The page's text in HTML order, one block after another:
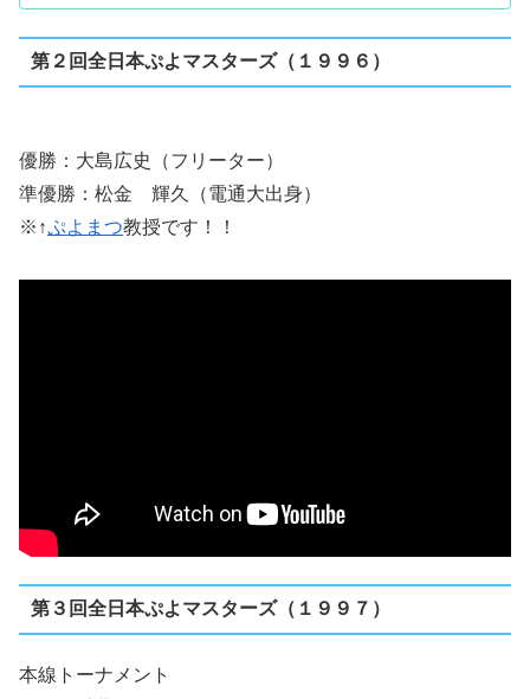
第２回全日本ぷよマスターズ（１９９６）
優勝：大島広史（フリーター）
準優勝：松金 輝久（電通大出身）
※↑ぷよまつ教授です！！
第３回全日本ぷよマスターズ（１９９７）
本線トーナメント